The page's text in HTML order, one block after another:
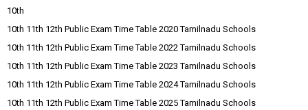
10th
10th 11th 12th Public Exam Time Table 2020 Tamilnadu Schools
10th 11th 12th Public Exam Time Table 2022 Tamilnadu Schools
10th 11th 12th Public Exam Time Table 2023 Tamilnadu Schools
10th 11th 12th Public Exam Time Table 2024 Tamilnadu Schools
10th 11th 12th Public Exam Time Table 2025 Tamilnadu Schools